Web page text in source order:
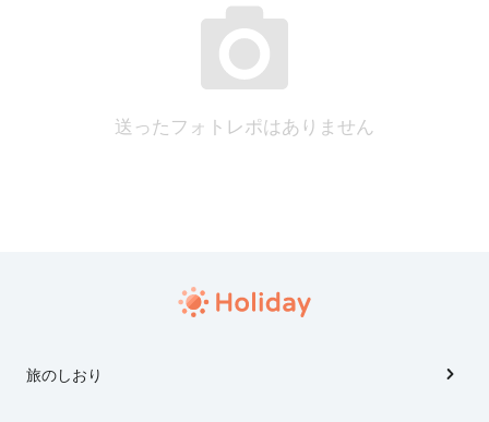
送ったフォトレポはありません
旅のしおり